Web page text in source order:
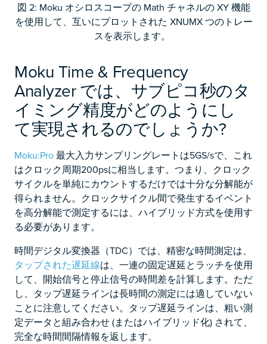
図 2: Moku オシロスコープの Math チャネルの XY 機能
を使用して、互いにプロットされた XNUMX つのトレー
スを表示します。
Moku Time & Frequency
Analyzer では、サブピコ秒のタ
イミング精度がどのようにし
て実現されるのでしょうか?
Moku:Pro最大入力サンプリングレートは5GS/sで、これ
はクロック周期200psに相当します。つまり、クロック
サイクルを単純にカウントするだけでは十分な分解能が
得られません。クロックサイクル間で発生するイベント
を高分解能で測定するには、ハイブリッド方式を使用す
る必要があります。
時間デジタル変換器（TDC）では、精密な時間測定は、
タップされた遅延線は、一連の固定遅延とラッチを使用
して、開始信号と停止信号の時間差を計算します。ただ
し、タップ遅延ラインは長時間の測定には適していない
ことに注意してください。タップ遅延ラインは、粗い測
定データと組み合わせ (またはハイブリッド化) されて、
完全な時間間隔情報を返します。